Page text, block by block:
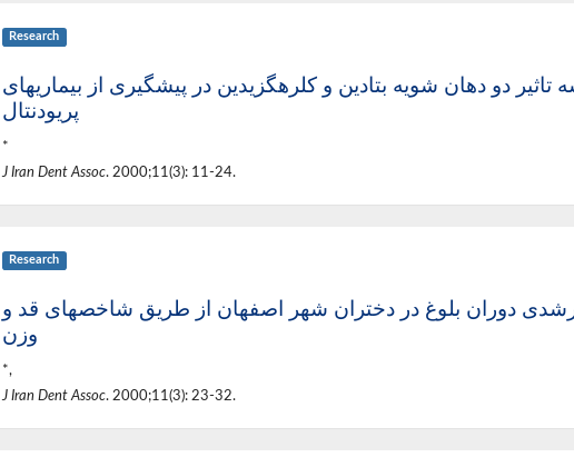
Research
دو دهان شویه بتادین و کلرهگزیدین در پیشگیری از بیماریهای
پریودنتال
*
J Iran Dent Assoc. 2000;11(3): 11-24.
Research
دوران بلوغ در دختران شهر اصفهان از طریق شاخصهای قد و
وزن
*,
J Iran Dent Assoc. 2000;11(3): 23-32.